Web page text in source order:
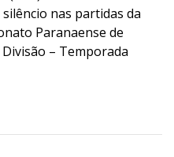
nas partidas da
Paranaense de
– Temporada